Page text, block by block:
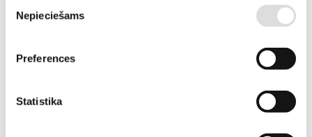
izvēle
Nepieciešams
Preferences
Statistika
Informācija Tehniskā specifikācija
SVARS 29 kg
IZMĒRI 50.5x41.5x45 cm